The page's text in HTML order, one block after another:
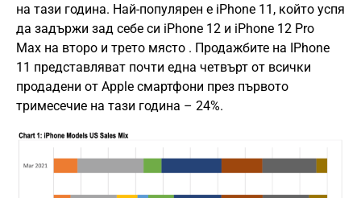
на тази година. Най-популярен е iPhone 11, който успя
да задържи зад себе си iPhone 12 и iPhone 12 Pro
Max на второ и трето място . Продажбите на IPhone
11 представляват почти една четвърт от всички
продадени от Apple смартфони през първото
тримесечие на тази година – 24%.